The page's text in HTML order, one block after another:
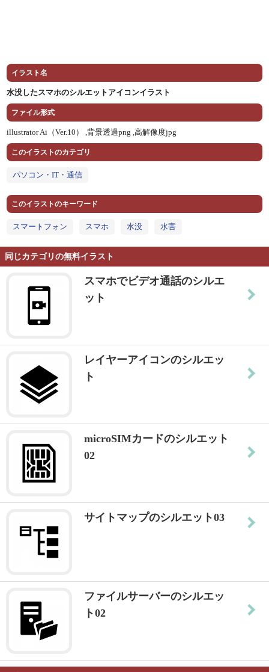
イラスト名
水没したスマホのシルエットアイコンイラスト
ファイル形式
illustrator Ai（Ver.10） ,背景透過png ,高解像度jpg
このイラストのカテゴリ
パソコン・IT・通信
このイラストのキーワード
スマートフォン スマホ 水没 水害
同じカテゴリの無料イラスト
スマホでビデオ通話のシルエ
ット
レイヤーアイコンのシルエッ
ト
microSIMカードのシルエット
02
サイトマップのシルエット03
ファイルサーバーのシルエッ
ト02